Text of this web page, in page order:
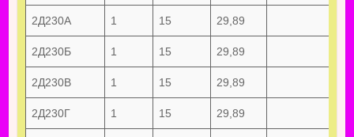
2Д230А 1 15 29,89
2Д230Б 1 15 29,89
2Д230В 1 15 29,89
2Д230Г 1 15 29,89